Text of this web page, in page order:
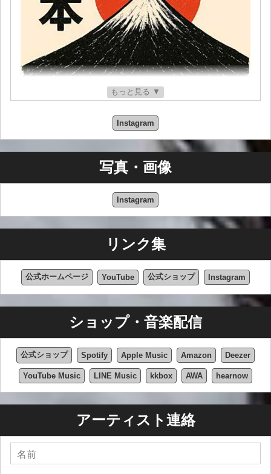
もっと見る ▼
Instagram
写真・画像
Instagram
リンク集
公式ホームページ YouTube 公式ショップ Instagram
ショップ・音楽配信
公式ショップ Spotify Apple Music Amazon Deezer
YouTube Music LINE Music kkbox AWA hearnow
アーティスト連絡